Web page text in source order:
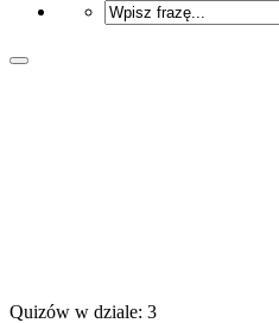
Quizów w dziale: 3